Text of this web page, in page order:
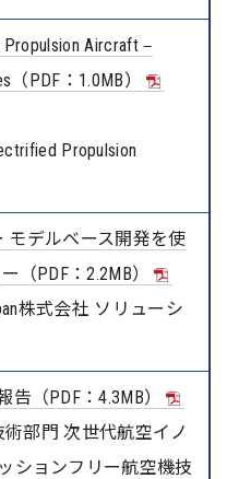
Aircraft ‒
（PDF：1.0MB）
Propulsion
モデルベース開発を使
（PDF：2.2MB）
株式会社 ソリューシ
（PDF：4.3MB）
部門 次世代航空イノ
ションフリー航空機技